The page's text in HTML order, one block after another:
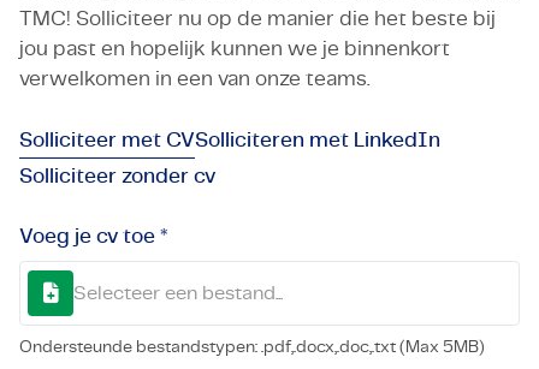
TMC! Solliciteer nu op de manier die het beste bij
jou past en hopelijk kunnen we je binnenkort
verwelkomen in een van onze teams.
Solliciteer met CVSolliciteren met LinkedIn
Solliciteer zonder cv
Voeg je cv toe *
Selecteer een bestand...
Ondersteunde bestandstypen: .pdf,.docx,.doc,.txt (Max 5MB)